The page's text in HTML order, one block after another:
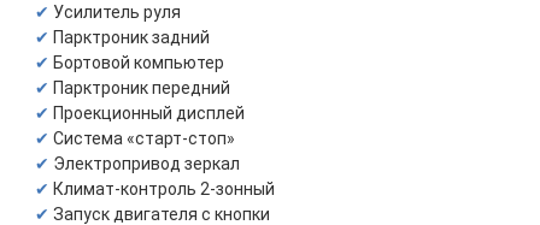
Усилитель руля
Парктроник задний
Бортовой компьютер
Парктроник передний
Проекционный дисплей
Система «старт-стоп»
Электропривод зеркал
Климат-контроль 2-зонный
Запуск двигателя с кнопки